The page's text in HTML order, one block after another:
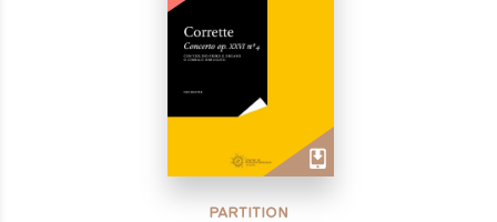
PARTITION